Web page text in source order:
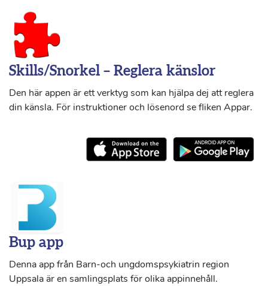
Skills/Snorkel – Reglera känslor
Den här appen är ett verktyg som kan hjälpa dej att reglera
din känsla. För instruktioner och lösenord se fliken Appar.
Bup app
Denna app från Barn-och ungdomspsykiatrin region
Uppsala är en samlingsplats för olika appinnehåll.